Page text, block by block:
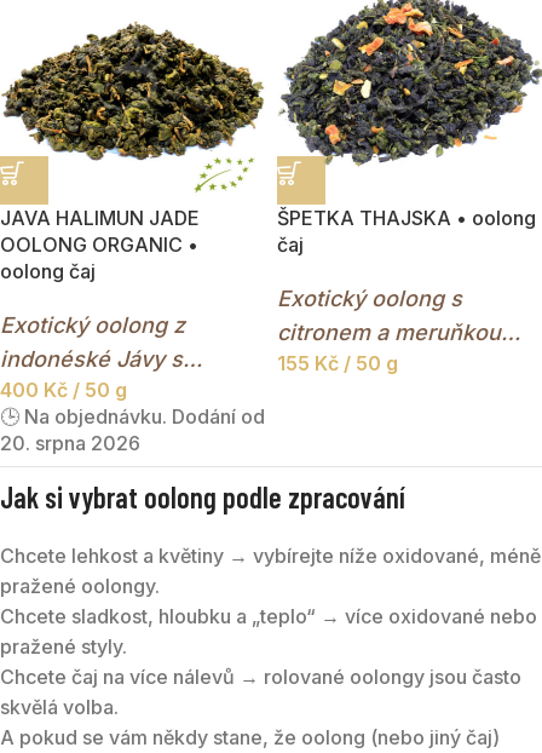
JAVA HALIMUN JADE
OOLONG ORGANIC •
oolong čaj
Exotický oolong z
indonéské Jávy s
jemnou mléčnou vůní a
sladkou chutí.
400 Kč / 50 g
🕒 Na objednávku. Dodání od
20. srpna 2026
ŠPETKA THAJSKA • oolong
čaj
Exotický oolong s
citronem a meruňkou
inspirovaný chutěmi
155 Kč / 50 g
Jak si vybrat oolong podle zpracování
Chcete lehkost a květiny → vybírejte níže oxidované, méně
pražené oolongy.
Chcete sladkost, hloubku a „teplo“ → více oxidované nebo
pražené styly.
Chcete čaj na více nálevů → rolované oolongy jsou často
skvělá volba.
A pokud se vám někdy stane, že oolong (nebo jiný čaj)